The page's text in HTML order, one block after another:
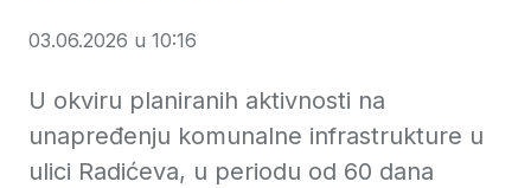
03.06.2026 u 10:16
U okviru planiranih aktivnosti na
unapređenju komunalne infrastrukture u
ulici Radićeva, u periodu od 60 dana